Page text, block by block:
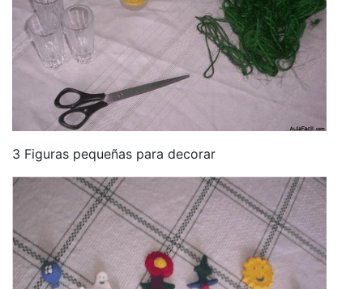
3 Figuras pequeñas para decorar